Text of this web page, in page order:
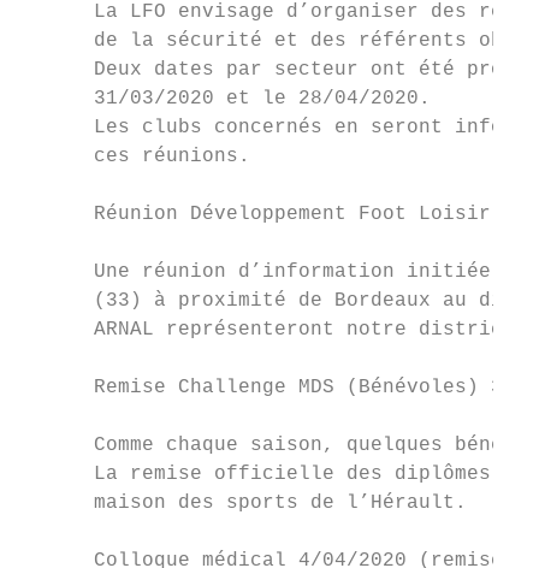
La LFO envisage d’organiser des
de la sécurité et des référents
Deux dates par secteur ont été
      31/03/2020 et le 28/04/2020.
Les clubs concernés en seront
      ces réunions.
Réunion Développement Foot Loisir le
Une réunion d’information initiée
(33) à proximité de Bordeaux au
      ARNAL représenteront notre district.
Remise Challenge MDS (Bénévoles) 30/
Comme chaque saison, quelques
La remise officielle des diplômes
      maison des sports de l’Hérault.
Colloque médical 4/04/2020 (remise